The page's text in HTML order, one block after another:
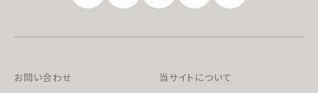
お問い合わせ
当サイトについて